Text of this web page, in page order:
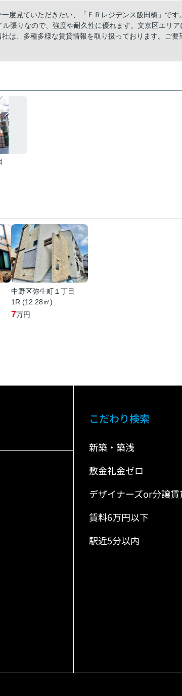
度見ていただきたい、「ＦＲレジデンス飯田橋」です。
張りなので、強度や耐久性に優れます。文京区エリア
は、多種多様な賃貸情報を取り扱っております。ご要
中野区弥生町１丁目
1R (12.28㎡)
7万円
こだわり検索
新築・築浅
敷金礼金ゼロ
デザイナーズor分譲賃
賃料6万円以下
駅近5分以内